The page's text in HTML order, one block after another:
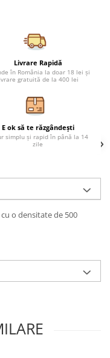
Livrare Rapidă
în România la doar 18 lei și
gratuită de la 400 lei
E ok să te răzgândești
simplu și rapid în până la 14
zile
o densitate de 500